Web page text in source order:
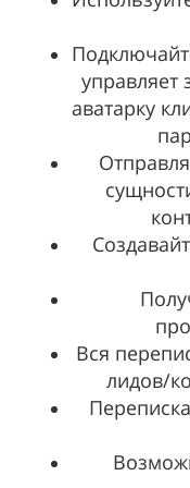
управляет
аватарку
Вся
лидов/